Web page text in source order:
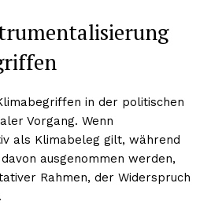
in der politischen
Vorgang. Wenn
als Klimabeleg gilt, während
ausgenommen werden,
Rahmen, der Widerspruch